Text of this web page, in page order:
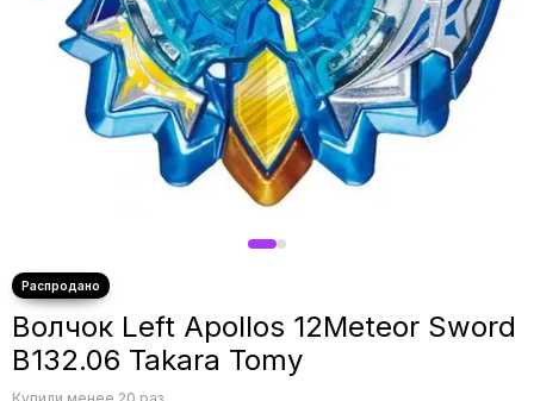
Волчок Left Apollos 12Meteor Sword
B132.06 Takara Tomy